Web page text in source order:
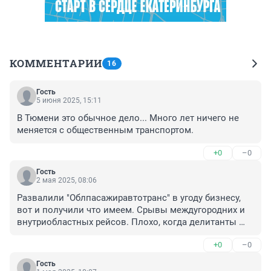
КОММЕНТАРИИ 16
Гость
5 июня 2025, 15:11
В Тюмени это обычное дело... Много лет ничего не
меняется с общественным транспортом.
+0 –0
Гость
2 мая 2025, 08:06
Развалили "Облпасажиравтотранс" в угоду бизнесу,
вот и получили что имеем. Срывы междугородних и
внутриобластных рейсов. Плохо, когда делитанты
+0 –0
Гость